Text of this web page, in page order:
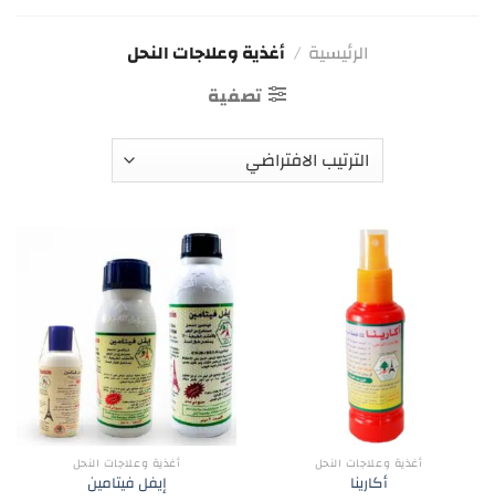
الرئيسية / أغذية وعلاجات النحل
تصفية
أغذية وعلاجات النحل
أكارينا
أغذية وعلاجات النحل
إيفل فيتامين